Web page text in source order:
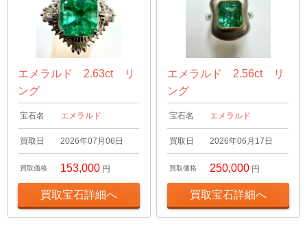
エメラルド 2.63ct リ
ング
宝石名 エメラルド
買取日 2026年07月06日
買取価格 153,000 円
買取宝石詳細へ
エメラルド 2.56ct リ
ング
宝石名 エメラルド
買取日 2026年06月17日
買取価格 250,000 円
買取宝石詳細へ